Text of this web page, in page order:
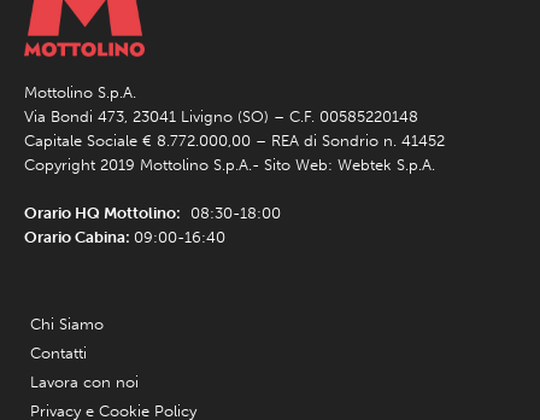
Mottolino S.p.A.
Via Bondi 473, 23041 Livigno (SO) – C.F. 00585220148
Capitale Sociale € 8.772.000,00 – REA di Sondrio n. 41452
Copyright 2019 Mottolino S.p.A.- Sito Web: Webtek S.p.A.
Orario HQ Mottolino: 08:30-18:00
Orario Cabina: 09:00-16:40
Chi Siamo
Contatti
Lavora con noi
Privacy e Cookie Policy